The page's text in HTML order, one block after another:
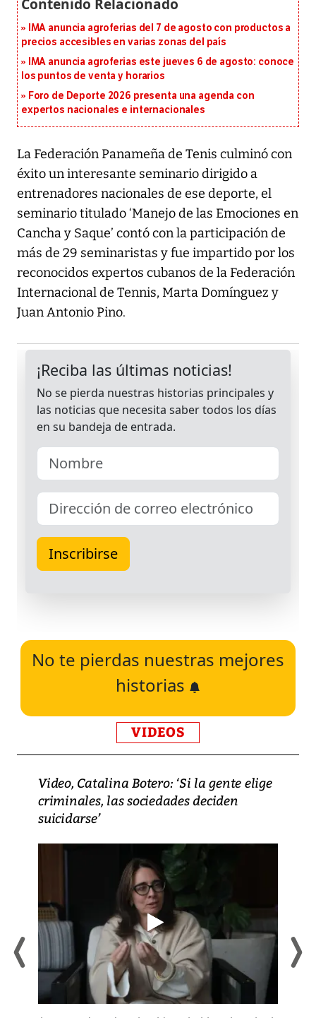
IMA anuncia agroferias del 7 de agosto con productos a
precios accesibles en varias zonas del país
IMA anuncia agroferias este jueves 6 de agosto: conoce
los puntos de venta y horarios
Foro de Deporte 2026 presenta una agenda con
expertos nacionales e internacionales
La Federación Panameña de Tenis culminó con
éxito un interesante seminario dirigido a
entrenadores nacionales de ese deporte, el
seminario titulado ‘Manejo de las Emociones en
Cancha y Saque’ contó con la participación de
más de 29 seminaristas y fue impartido por los
reconocidos expertos cubanos de la Federación
Internacional de Tennis, Marta Domínguez y
Juan Antonio Pino.
No te pierdas nuestras mejores
historias
VIDEOS
Video, Catalina Botero: ‘Si la gente elige
criminales, las sociedades deciden
suicidarse’